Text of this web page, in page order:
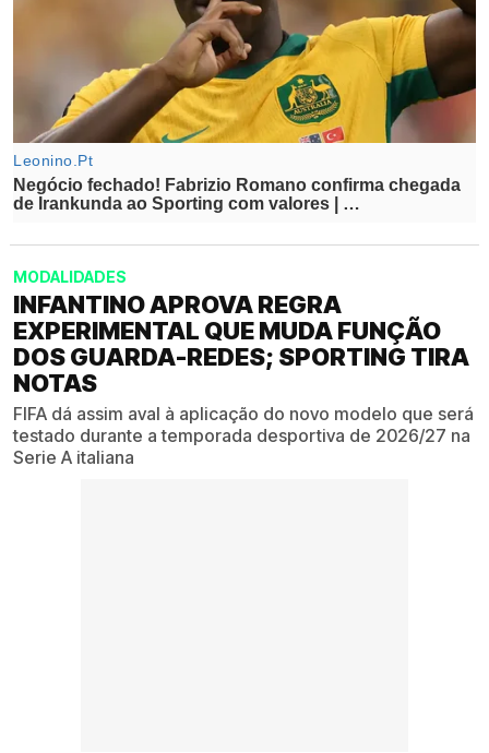
MODALIDADES
INFANTINO APROVA REGRA
EXPERIMENTAL QUE MUDA FUNÇÃO
DOS GUARDA-REDES; SPORTING TIRA
NOTAS
FIFA dá assim aval à aplicação do novo modelo que será
testado durante a temporada desportiva de 2026/27 na
Serie A italiana